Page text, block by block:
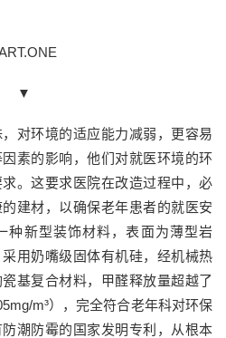
▼
对环境的适应能力减弱，更容易
素的影响，他们对就医环境的环
。这要求医院在改造过程中，必
建材，以确保老年患者的就医安
种新型装饰材料，表面为薄型岩
用奶嘴级固体有机硅，经机械热
基复合材料，甲醛释放量超越了
m³），完全符合老年科对环保
潮防霉的国家发明专利，从根本